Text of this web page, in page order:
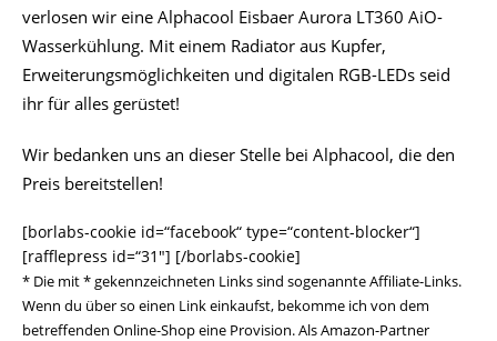
verlosen wir eine Alphacool Eisbaer Aurora LT360 AiO-
Wasserkühlung. Mit einem Radiator aus Kupfer,
Erweiterungsmöglichkeiten und digitalen RGB-LEDs seid
ihr für alles gerüstet!
Wir bedanken uns an dieser Stelle bei Alphacool, die den
Preis bereitstellen!
[borlabs-cookie id=“facebook“ type=“content-blocker“]
[rafflepress id=“31″] [/borlabs-cookie]
* Die mit * gekennzeichneten Links sind sogenannte Affiliate-Links.
Wenn du über so einen Link einkaufst, bekomme ich von dem
betreffenden Online-Shop eine Provision. Als Amazon-Partner